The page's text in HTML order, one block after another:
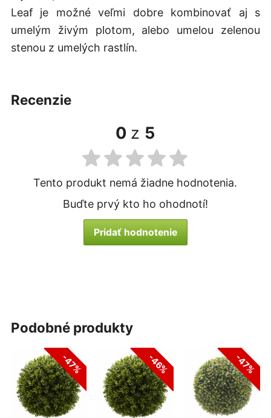
Leaf je možné veľmi dobre kombinovať aj s
umelým živým plotom, alebo umelou zelenou
stenou z umelých rastlín.
recenzie
0 z 5
Tento produkt nemá žiadne hodnotenia.
Buďte prvý kto ho ohodnotí!
Pridať hodnotenie
podobné produkty
-47% -46% -47%